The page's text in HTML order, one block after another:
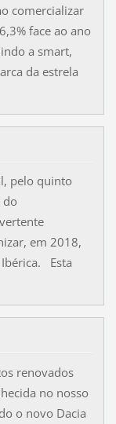
comercializar
face ao ano
a smart,
da estrela
pelo quinto
do
em 2018,
Ibérica. Esta
renovados
no nosso
o novo Dacia